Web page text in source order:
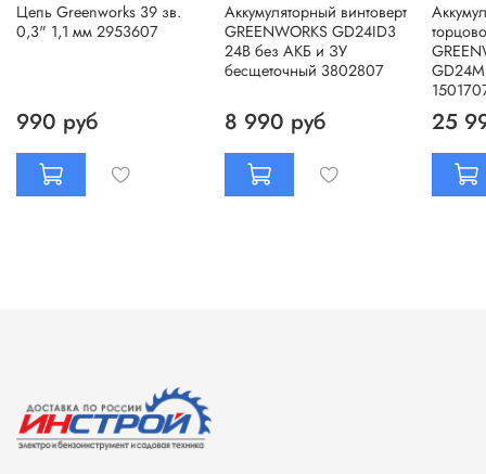
Цепь Greenworks 39 зв.
0,3" 1,1 мм 2953607
990 руб
Аккумуляторный винтоверт
GREENWORKS GD24ID3
24В без АКБ и ЗУ
бесщеточный 3802807
8 990 руб 25